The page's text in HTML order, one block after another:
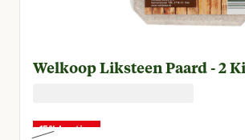
Welkoop Liksteen Paard - 2
15% korting